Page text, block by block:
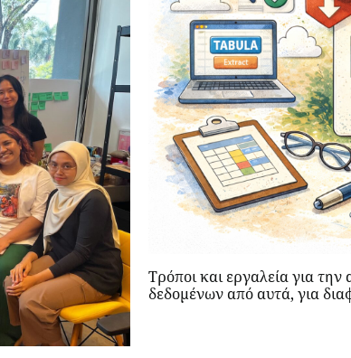
Τρόποι και εργαλεία για
δεδομένων από αυτά, για